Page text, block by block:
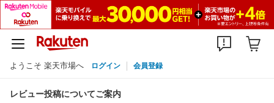
ようこそ 楽天市場へ ログイン 会員登録
レビュー投稿についてご案内